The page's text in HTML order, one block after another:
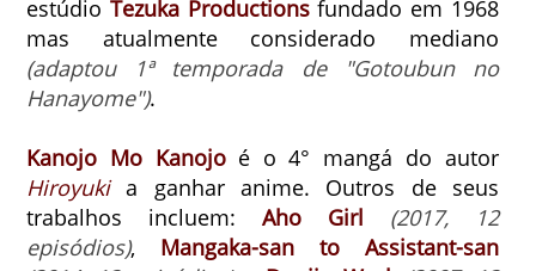
estúdio Tezuka Productionsfundado em 1968
mas atualmente considerado mediano
(adaptou 1ª temporada de "Gotoubun no
Hanayome").
Kanojo Mo Kanojo é o 4° mangá do autor
Hiroyukia ganhar anime. Outros de seus
trabalhos incluem:Aho Girl
(2017, 12
episódios), Mangaka-san to Assistant-san